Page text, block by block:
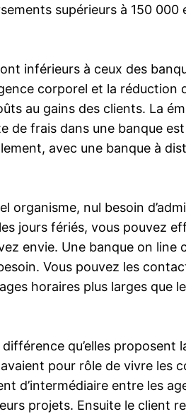
supérieurs à 150 000
inférieurs à ceux des
corporel et la réduction
au gains des clients. La
de frais dans une banque
avec une banque à
organisme, nul besoin
jours fériés, vous pouvez
envie. Une banque on line
Vous pouvez les
horaires plus larges que
qu’elles proposent
pour rôle de vivre les
d’intermédiaire entre les
projets. Ensuite le client